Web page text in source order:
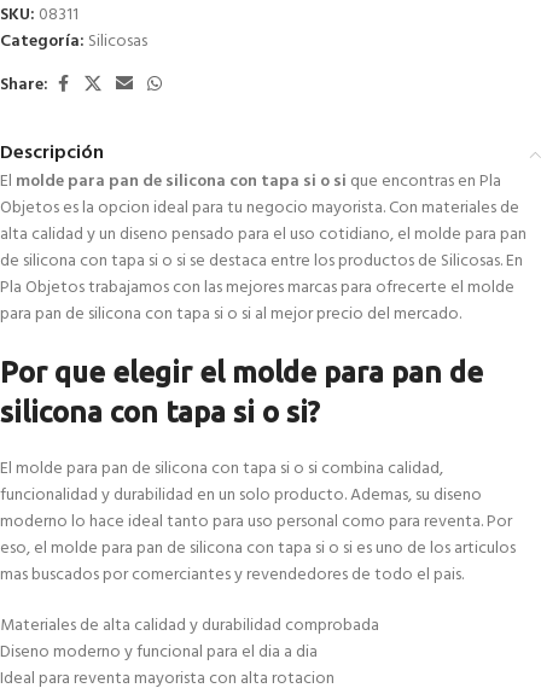
SKU: 08311
Categoría: Silicosas
Share:
Descripción
El molde para pan de silicona con tapa si o si que encontras en Pla
Objetos es la opcion ideal para tu negocio mayorista. Con materiales de
alta calidad y un diseno pensado para el uso cotidiano, el molde para pan
de silicona con tapa si o si se destaca entre los productos de Silicosas. En
Pla Objetos trabajamos con las mejores marcas para ofrecerte el molde
para pan de silicona con tapa si o si al mejor precio del mercado.
Por que elegir el molde para pan de
silicona con tapa si o si?
El molde para pan de silicona con tapa si o si combina calidad,
funcionalidad y durabilidad en un solo producto. Ademas, su diseno
moderno lo hace ideal tanto para uso personal como para reventa. Por
eso, el molde para pan de silicona con tapa si o si es uno de los articulos
mas buscados por comerciantes y revendedores de todo el pais.
Materiales de alta calidad y durabilidad comprobada
Diseno moderno y funcional para el dia a dia
Ideal para reventa mayorista con alta rotacion